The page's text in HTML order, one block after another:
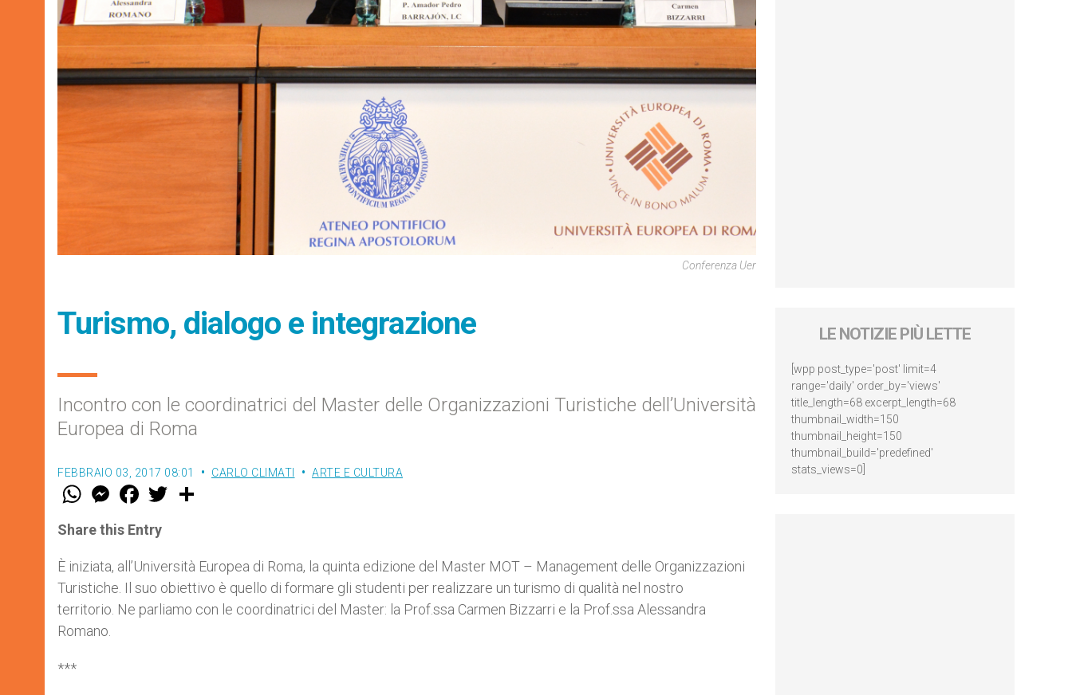
Conferenza Uer
Turismo, dialogo e integrazione
Incontro con le coordinatrici del Master delle Organizzazioni Turistiche dell’Università
Europea di Roma
FEBBRAIO 03, 2017 08:01 CARLO CLIMATI ARTE E CULTURA
W
t
s
p
p
M
e
s
e
g
e
r
F
a
e
b
o
k
w
r
Share this Entry
È iniziata, all’Università Europea di Roma, la quinta edizione del Master MOT – Management delle Organizzazioni
Turistiche. Il suo obiettivo è quello di formare gli studenti per realizzare un turismo di qualità nel nostro
territorio. Ne parliamo con le coordinatrici del Master: la Prof.ssa Carmen Bizzarri e la Prof.ssa Alessandra
Romano.
***
LE NOTIZIE PIÙ LETTE
[wpp post_type='post' limit=4
range='daily' order_by='views'
title_length=68 excerpt_length=68
thumbnail_width=150
thumbnail_height=150
thumbnail_build='predefined'
stats_views=0]